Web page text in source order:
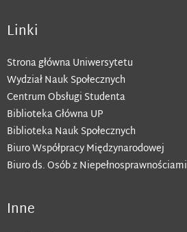
Linki
Strona główna Uniwersytetu
Wydział Nauk Społecznych
Centrum Obsługi Studenta
Biblioteka Główna UP
Biblioteka Nauk Społecznych
Biuro Współpracy Międzynarodowej
Biuro ds. Osób z Niepełnosprawnościami
Inne